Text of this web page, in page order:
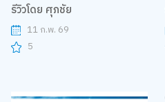
รีวิวโดย ศุภชัย
11 ก.พ. 69
5